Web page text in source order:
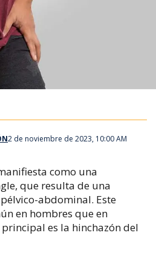
2 de noviembre de 2023, 10:00 AM
como una
que resulta de una
abdominal. Este
en hombres que en
es la hinchazón del